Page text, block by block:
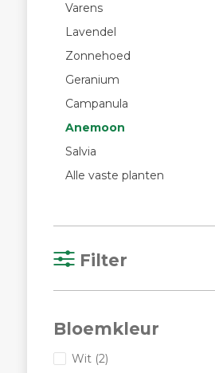
Varens
Lavendel
Zonnehoed
Geranium
Campanula
Anemoon
Salvia
Alle vaste planten
Filter
Bloemkleur
Wit (2)